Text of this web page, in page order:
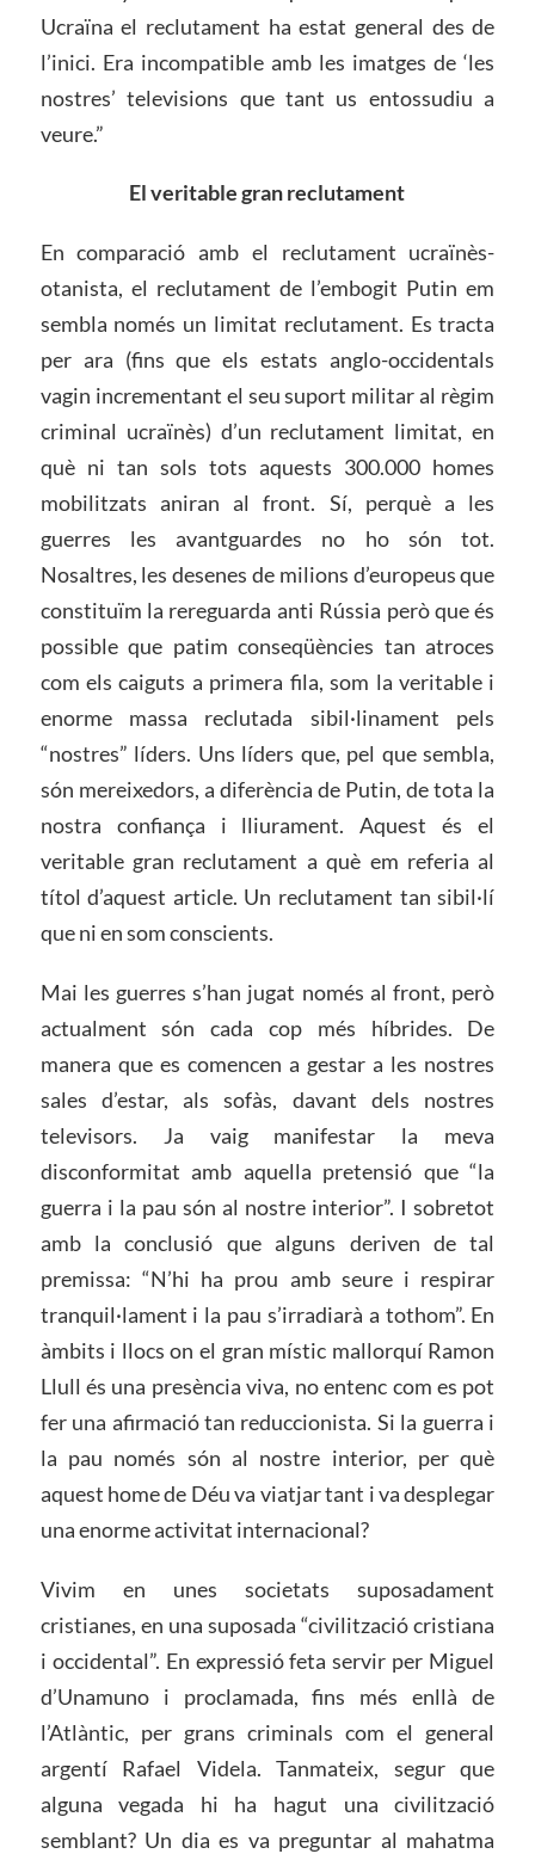
Ucraïna el reclutament ha estat general des de
l’inici. Era incompatible amb les imatges de ‘les
nostres’ televisions que tant us entossudiu a
veure.”
El veritable gran reclutament
En comparació amb el reclutament ucraïnès-
otanista, el reclutament de l’embogit Putin em
sembla només un limitat reclutament. Es tracta
per ara (fins que els estats anglo-occidentals
vagin incrementant el seu suport militar al règim
criminal ucraïnès) d’un reclutament limitat, en
què ni tan sols tots aquests 300.000 homes
mobilitzats aniran al front. Sí, perquè a les
guerres les avantguardes no ho són tot.
Nosaltres, les desenes de milions d’europeus que
constituïm la rereguarda anti Rússia però que és
possible que patim conseqüències tan atroces
com els caiguts a primera fila, som la veritable i
enorme massa reclutada sibil·linament pels
“nostres” líders. Uns líders que, pel que sembla,
són mereixedors, a diferència de Putin, de tota la
nostra confiança i lliurament. Aquest és el
veritable gran reclutament a què em referia al
títol d’aquest article. Un reclutament tan sibil·lí
que ni en som conscients.
Mai les guerres s’han jugat només al front, però
actualment són cada cop més híbrides. De
manera que es comencen a gestar a les nostres
sales d’estar, als sofàs, davant dels nostres
televisors. Ja vaig manifestar la meva
disconformitat amb aquella pretensió que “la
guerra i la pau són al nostre interior”. I sobretot
amb la conclusió que alguns deriven de tal
premissa: “N’hi ha prou amb seure i respirar
tranquil·lament i la pau s’irradiarà a tothom”. En
àmbits i llocs on el gran místic mallorquí Ramon
Llull és una presència viva, no entenc com es pot
fer una afirmació tan reduccionista. Si la guerra i
la pau només són al nostre interior, per què
aquest home de Déu va viatjar tant i va desplegar
una enorme activitat internacional?
Vivim en unes societats suposadament
cristianes, en una suposada “civilització cristiana
i occidental”. En expressió feta servir per Miguel
d’Unamuno i proclamada, fins més enllà de
l’Atlàntic, per grans criminals com el general
argentí Rafael Videla. Tanmateix, segur que
alguna vegada hi ha hagut una civilització
semblant? Un dia es va preguntar al mahatma